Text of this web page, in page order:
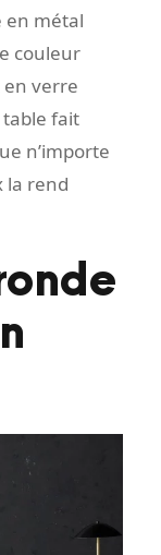
en métal
couleur
verre
fait
n’importe
la rend